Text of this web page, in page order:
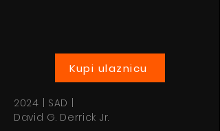
Kupi ulaznicu
2024 | SAD |
David G. Derrick Jr.